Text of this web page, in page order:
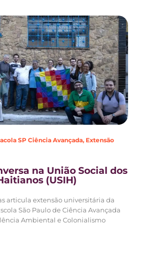
SP Ciência Avançada, Extensão
na União Social dos
(USIH)
articula extensão universitária da
São Paulo de Ciência Avançada
Ambiental e Colonialismo